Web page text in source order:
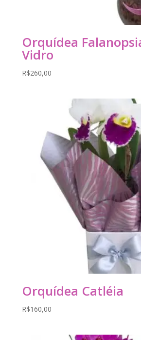
Orquídea
Vidro
R$260,00
Orquídea Catléia
R$160,00